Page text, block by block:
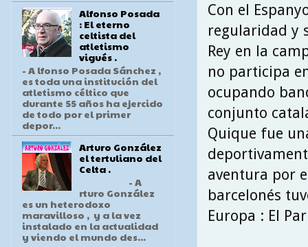
Con el
regularidad y
Rey en la
no participa
ocupando
conjunto
Quique fue
aventura por
barcelonés
Europa : El
Alfonso Posada
: El eterno
celtista del
atletismo
vigués .
- A lfonso Posada Sánchez ,
es toda una institución del
atletismo céltico que
durante 55 años ha ejercido
de todo por el primer
depor...
Arturo González
el tertuliano del
Celta .
- A
rturo González
es un heterodoxo
maravilloso , y a la vez
instalado en la actualidad
y viendo el mundo des...